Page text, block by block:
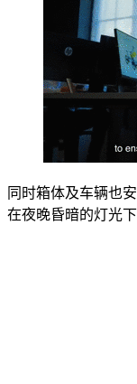
同时箱体及车辆也
在夜晚昏暗的灯光